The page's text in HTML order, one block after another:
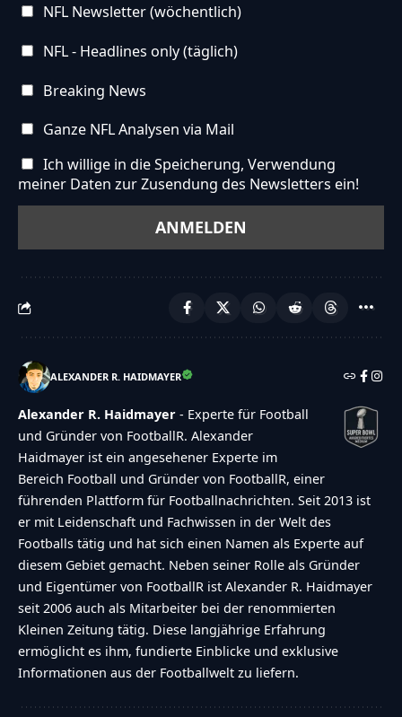
NFL Newsletter (wöchentlich)
NFL - Headlines only (täglich)
Breaking News
Ganze NFL Analysen via Mail
Ich willige in die Speicherung, Verwendung
meiner Daten zur Zusendung des Newsletters ein!
ALEXANDER R. HAIDMAYER
Alexander R. Haidmayer - Experte für Football
und Gründer von FootballR. Alexander
Haidmayer ist ein angesehener Experte im
Bereich Football und Gründer von FootballR, einer
führenden Plattform für Footballnachrichten. Seit 2013 ist
er mit Leidenschaft und Fachwissen in der Welt des
Footballs tätig und hat sich einen Namen als Experte auf
diesem Gebiet gemacht. Neben seiner Rolle als Gründer
und Eigentümer von FootballR ist Alexander R. Haidmayer
seit 2006 auch als Mitarbeiter bei der renommierten
Kleinen Zeitung tätig. Diese langjährige Erfahrung
ermöglicht es ihm, fundierte Einblicke und exklusive
Informationen aus der Footballwelt zu liefern.